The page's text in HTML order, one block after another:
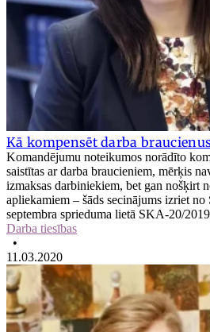
Kā kompensēt darba
Komandējumu noteikumos norādīto
saistītas ar darba braucieniem, mērķis
izmaksas darbiniekiem, bet gan nošķirt
apliekamiem – šāds secinājums izriet no
septembra sprieduma lietā SKA‑20/
Darba tiesības
•
11.03.2020